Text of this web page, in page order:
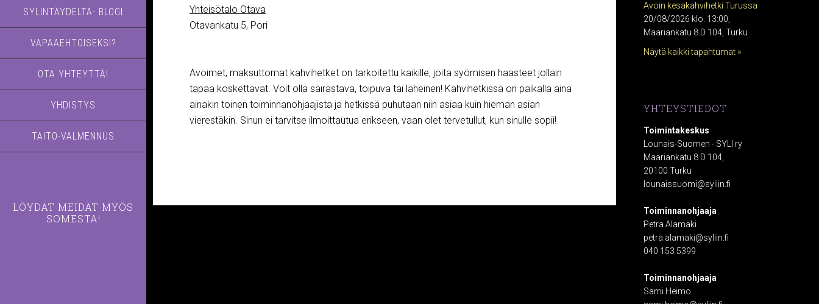
SYLINTÄYDELTÄ- BLOGI
VAPAAEHTOISEKSI?
OTA YHTEYTTÄ!
YHDISTYS
TAITO-VALMENNUS
LÖYDÄT MEIDÄT MYÖS
SOMESTA!
Yhteisötalo Otava
Otavankatu 5, Pori
Avoimet, maksuttomat kahvihetket on tarkoitettu kaikille, joita syömisen haasteet jollain
tapaa koskettavat. Voit olla sairastava, toipuva tai läheinen! Kahvihetkissä on paikalla aina
ainakin toinen toiminnanohjaajista ja hetkissä puhutaan niin asiaa kuin hieman asian
vierestäkin. Sinun ei tarvitse ilmoittautua erikseen, vaan olet tervetullut, kun sinulle sopii!
Avoin kesäkahvihetki Turussa
20/08/2026 klo. 13:00,
Maariankatu 8 D 104, Turku
Näytä kaikki tapahtumat »
YHTEYSTIEDOT
Toimintakeskus
Lounais-Suomen - SYLI ry
Maariankatu 8 D 104,
20100 Turku
lounaissuomi@syliin.fi
Toiminnanohjaaja
Petra Alamäki
petra.alamaki@syliin.fi
040 153 5399
Toiminnanohjaaja
Sami Heimo